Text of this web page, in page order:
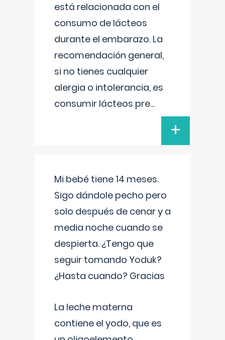
está relacionada con el
consumo de lácteos
durante el embarazo. La
recomendación general,
si no tienes cualquier
alergia o intolerancia, es
consumir lácteos pre...
+
Mi bebé tiene 14 meses.
Sigo dándole pecho pero
solo después de cenar y a
media noche cuando se
despierta. ¿Tengo que
seguir tomando Yoduk?
¿Hasta cuando? Gracias
La leche materna
contiene el yodo, que es